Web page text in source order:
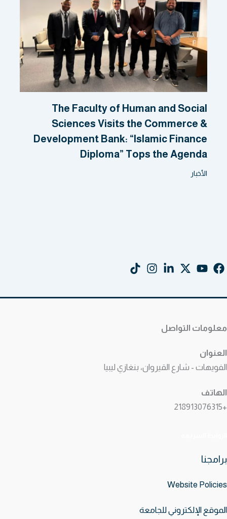
The Faculty of Human and Social
Sciences Visits the Commerce &
Development Bank: “Islamic Finance
Diploma” Tops the Agenda
الأخبار
معلومات التواصل
العنوان
الفويهات - شارع القيروان، بنغازي ليبيا
الهاتف
+218913076315
برامجنا
Website Policies
الموقع الإلكتروني للجامعة